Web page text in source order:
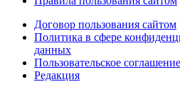
Договор пользования сайтом
Политика в сфере
данных
Пользовательское соглашение
Редакция